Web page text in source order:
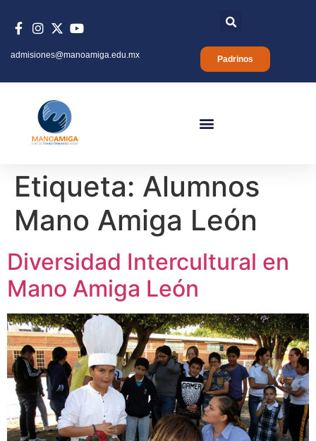
Padrinos
admisiones@manoamiga.edu.mx
Etiqueta: Alumnos
Mano Amiga León
Diversidad Intercultural en
Mano Amiga León